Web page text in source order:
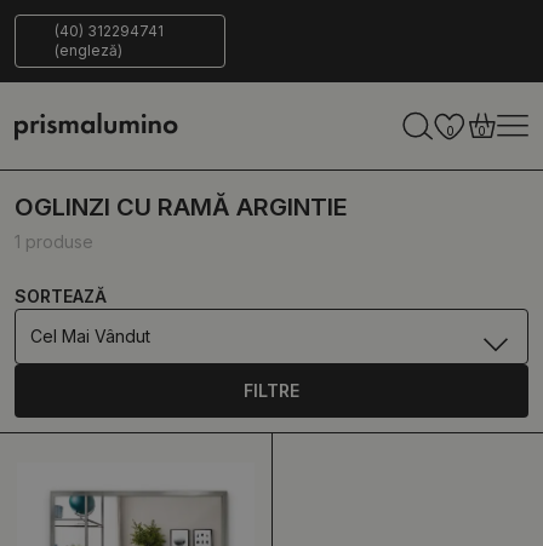
(40) 312294741
(engleză)
zile pentru a
Livrare
sigură
0 0
OGLINZI CU RAMĂ ARGINTIE
1 produse
SORTEAZĂ
Cel Mai Vândut
FILTRE